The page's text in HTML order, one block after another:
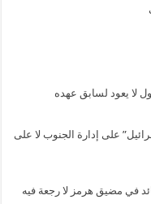
لا يعود لسابق عهده
على إدارة الجنوب لا على
في مضيق هرمز لا رجعة فيه